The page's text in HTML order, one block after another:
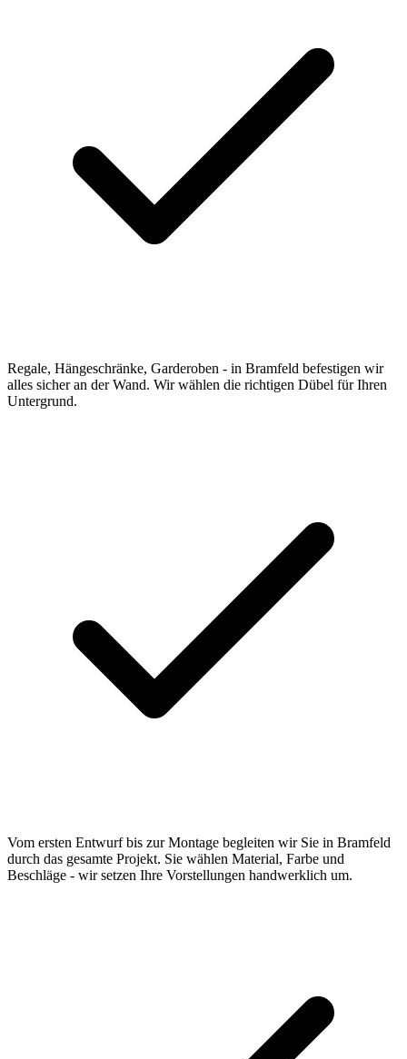
Regale, Hängeschränke, Garderoben - in Bramfeld befestigen wir
alles sicher an der Wand. Wir wählen die richtigen Dübel für Ihren
Untergrund.
Vom ersten Entwurf bis zur Montage begleiten wir Sie in Bramfeld
durch das gesamte Projekt. Sie wählen Material, Farbe und
Beschläge - wir setzen Ihre Vorstellungen handwerklich um.